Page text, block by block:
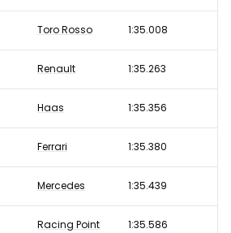
Toro Rosso 1:35.008
Renault 1:35.263
Haas 1:35.356
Ferrari 1:35.380
Mercedes 1:35.439
Racing Point 1:35.586